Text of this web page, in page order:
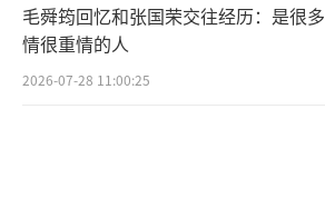
毛舜筠回忆和张国荣交往经历：是很多
情很重情的人
2026-07-28 11:00:25